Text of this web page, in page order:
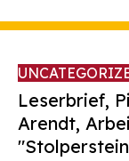
Über
Leserbrief,
Arendt,